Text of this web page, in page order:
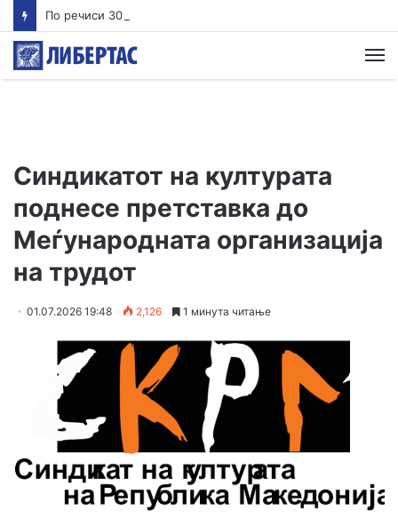
Синдикатот на културата
поднесе претставка до
Меѓународната организација
на трудот
01.07.2026 19:48 2,126 1 минута читање